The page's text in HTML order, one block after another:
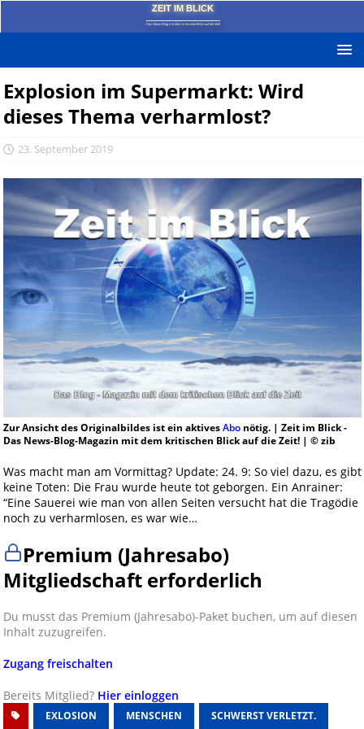
ZEIT IM BLICK
Das News-Blog mit dem kritischen Blick auf die Zeit!
Explosion im Supermarkt: Wird
dieses Thema verharmlost?
23. September 2019
Zur Ansicht des Originalbildes ist ein aktivesAbonötig. | Zeit im Blick -
Das News-Blog-Magazin mit dem kritischen Blick auf die Zeit! | © zib
Was macht man am Vormittag? Update: 24. 9: So viel dazu, es gibt
keine Toten: Die Frau wurde heute tot geborgen. Ein Anrainer:
“Eine Sauerei wie man von allen Seiten versucht hat die Tragödie
noch zu verharmlosen, es war wie…
Premium (Jahresabo)
Mitgliedschaft erforderlich
Du musst das Premium (Jahresabo)-Paket buchen, um auf diesen
Inhalt zuzugreifen.
Zugang freischalten
Bereits Mitglied? Hier einloggen
EXLOSION MENSCHEN SCHWERST VERLETZT.